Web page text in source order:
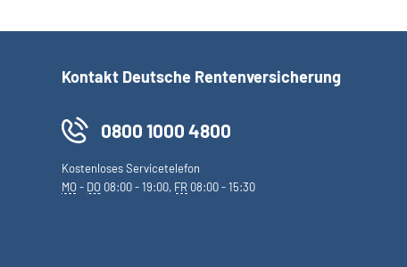
Kontakt Deutsche Rentenversicherung
0800 1000 4800
Kostenloses Servicetelefon
MO- DO 08:00 - 19:00, FR 08:00 - 15:30